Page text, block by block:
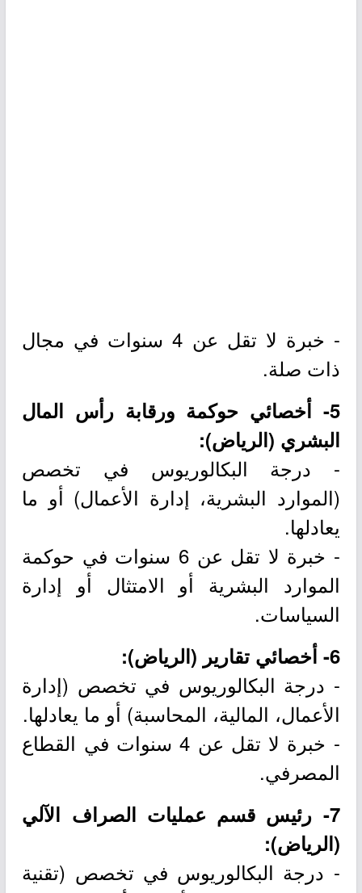
- خبرة لا تقل عن 4 سنوات في مجال
ذات صلة.
5- أخصائي حوكمة ورقابة رأس المال
البشري (الرياض):
- درجة البكالوريوس في تخصص
(الموارد البشرية، إدارة الأعمال) أو ما
يعادلها.
- خبرة لا تقل عن 6 سنوات في حوكمة
الموارد البشرية أو الامتثال أو إدارة
السياسات.
6- أخصائي تقارير (الرياض):
- درجة البكالوريوس في تخصص (إدارة
الأعمال، المالية، المحاسبة) أو ما يعادلها.
- خبرة لا تقل عن 4 سنوات في القطاع
المصرفي.
7- رئيس قسم عمليات الصراف الآلي
(الرياض):
- درجة البكالوريوس في تخصص (تقنية